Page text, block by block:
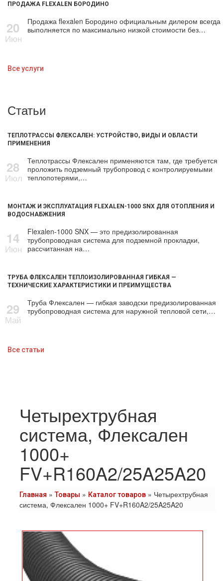
ПРОДАЖА FLEXALEN БОРОДИНО
20
Июн
Продажа flехalеn Бородино официальным дилером всегда
выполняется по максимально низкой стоимости без…
Все услуги
Статьи
ТЕПЛОТРАССЫ ФЛЕКСАЛЕН: УСТРОЙСТВО, ВИДЫ И ОБЛАСТИ
ПРИМЕНЕНИЯ
28
Июл
Теплотрассы Флексален применяются там, где требуется
проложить подземный трубопровод с контролируемыми
теплопотерями,…
МОНТАЖ И ЭКСПЛУАТАЦИЯ FLEXALEN-1000 SNX ДЛЯ ОТОПЛЕНИЯ И
ВОДОСНАБЖЕНИЯ
14
Июн
Flexalen-1000 SNX — это предизолированная
трубопроводная система для подземной прокладки,
рассчитанная на…
ТРУБА ФЛЕКСАЛЕН ТЕПЛОИЗОЛИРОВАННАЯ ГИБКАЯ —
ТЕХНИЧЕСКИЕ ХАРАКТЕРИСТИКИ И ПРЕИМУЩЕСТВА
29
Май
Труба Флексален — гибкая заводски предизолированная
трубопроводная система для наружной тепловой сети,…
Все статьи
Четырехтрубная
система, Флексален
1000+
FV+R160A2/25A25A20
Главная »Товары » Каталог товаров » Четырехтрубная
система, Флексален 1000+ FV+R160A2/25A25A20